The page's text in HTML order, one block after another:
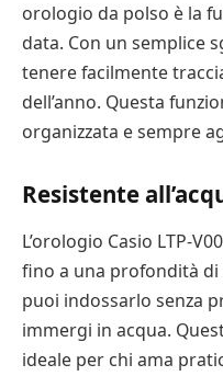
orologio da polso è la
data. Con un semplice
tenere facilmente
dell’anno. Questa
organizzata e sempre
Resistente
L’orologio Casio LTP-
fino a una profondità di
puoi indossarlo senza
immergi in acqua.
ideale per chi ama